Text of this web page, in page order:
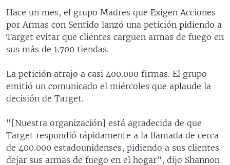
Hace un mes, el grupo Madres que Exigen Acciones
por Armas con Sentido lanzó una petición pidiendo a
Target evitar que clientes carguen armas de fuego en
sus más de 1.700 tiendas.
La petición atrajo a casi 400.000 firmas. El grupo
emitió un comunicado el miércoles que aplaude la
decisión de Target.
"[Nuestra organización] está agradecida de que
Target respondió rápidamente a la llamada de cerca
de 400.000 estadounidenses, pidiendo a sus clientes
dejar sus armas de fuego en el hogar”, dijo Shannon